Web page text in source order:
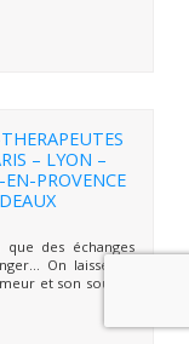
– LYON –
PROVENCE
des échanges
On laisse les
et son sourire